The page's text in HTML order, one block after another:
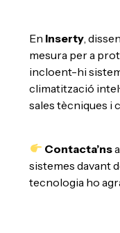
En Inserty,
mesura per a
incloent-hi
climatització
sales tècniques i
Contacta’ns
sistemes davant
tecnologia ho